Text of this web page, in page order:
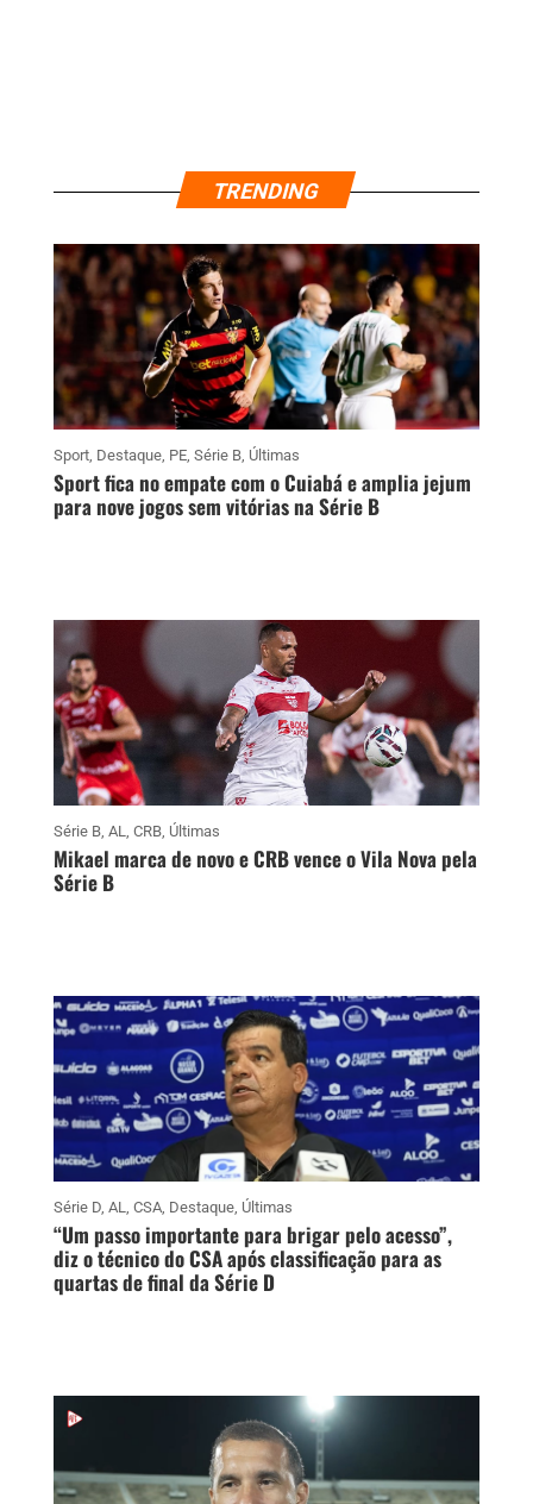
TRENDING
Sport, Destaque, PE, Série B, Últimas
Sport fica no empate com o Cuiabá e amplia jejum
para nove jogos sem vitórias na Série B
Série B, AL, CRB, Últimas
Mikael marca de novo e CRB vence o Vila Nova pela
Série B
Série D, AL, CSA, Destaque, Últimas
“Um passo importante para brigar pelo acesso”,
diz o técnico do CSA após classificação para as
quartas de final da Série D